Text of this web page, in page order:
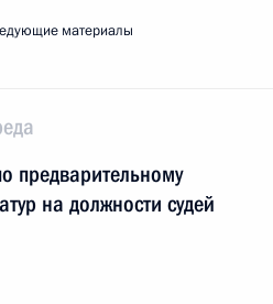
материалы
предварительному
на должности судей